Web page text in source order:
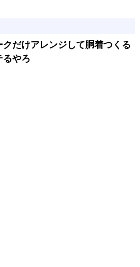
クだけアレンジして胴着つくる
るやろ